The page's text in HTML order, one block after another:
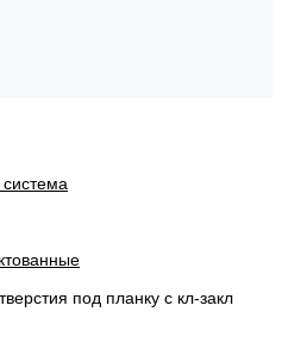
под планку с кл-закл